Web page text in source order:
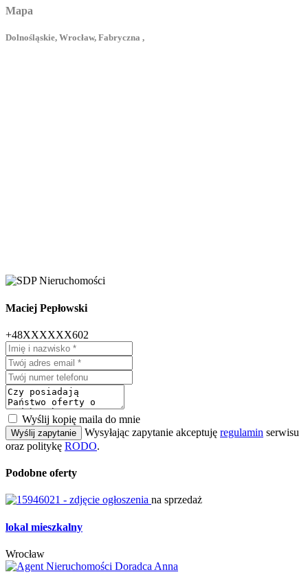
Mapa
Dolnośląskie, Wrocław, Fabryczna ,
Maciej Pepłowski
+48XXXXXX602
Wyślij kopię maila do mnie
Wyślij zapytanie Wysyłając zapytanie akceptuję regulamin serwisu
oraz politykę RODO.
Podobne oferty
na sprzedaż
lokal mieszkalny
Wrocław